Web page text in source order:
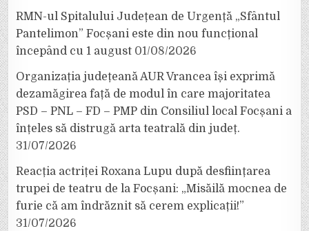
RMN-ul Spitalului Județean de Urgență „Sfântul
Pantelimon” Focșani este din nou funcțional
începând cu 1 august 01/08/2026
Organizația județeană AUR Vrancea își exprimă
dezamăgirea față de modul în care majoritatea
PSD – PNL – FD – PMP din Consiliul local Focșani a
înțeles să distrugă arta teatrală din județ.
31/07/2026
Reacția actriței Roxana Lupu după desființarea
trupei de teatru de la Focșani: „Misăilă mocnea de
furie că am îndrăznit să cerem explicații!”
31/07/2026